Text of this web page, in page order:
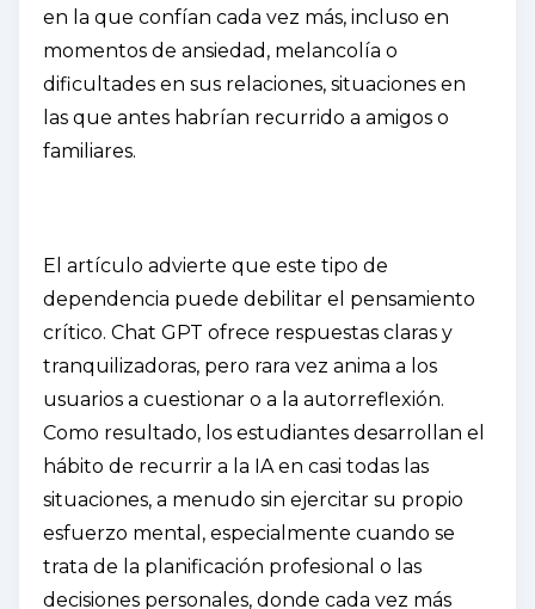
en la que confían cada vez más, incluso en
momentos de ansiedad, melancolía o
dificultades en sus relaciones, situaciones en
las que antes habrían recurrido a amigos o
familiares.
El artículo advierte que este tipo de
dependencia puede debilitar el pensamiento
crítico. Chat GPT ofrece respuestas claras y
tranquilizadoras, pero rara vez anima a los
usuarios a cuestionar o a la autorreflexión.
Como resultado, los estudiantes desarrollan el
hábito de recurrir a la IA en casi todas las
situaciones, a menudo sin ejercitar su propio
esfuerzo mental, especialmente cuando se
trata de la planificación profesional o las
decisiones personales, donde cada vez más